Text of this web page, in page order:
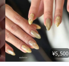
¥5,500